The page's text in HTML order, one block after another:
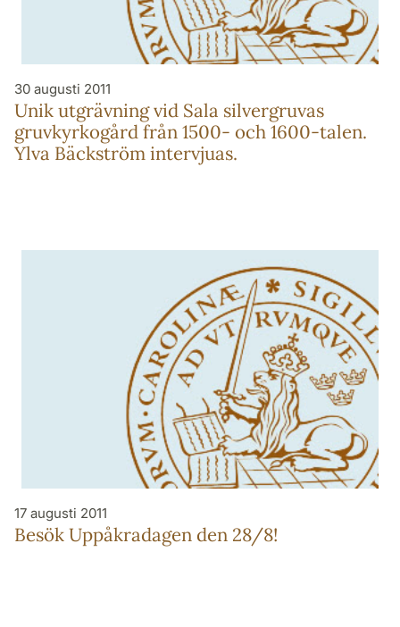
30 augusti 2011
Unik utgrävning vid Sala silvergruvas
gruvkyrkogård från 1500- och 1600-talen.
Ylva Bäckström intervjuas.
17 augusti 2011
Besök Uppåkradagen den 28/8!